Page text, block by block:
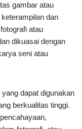
gambar atau
dan
atau
dikuasai dengan
seni atau
dapat digunakan
berkualitas tinggi.